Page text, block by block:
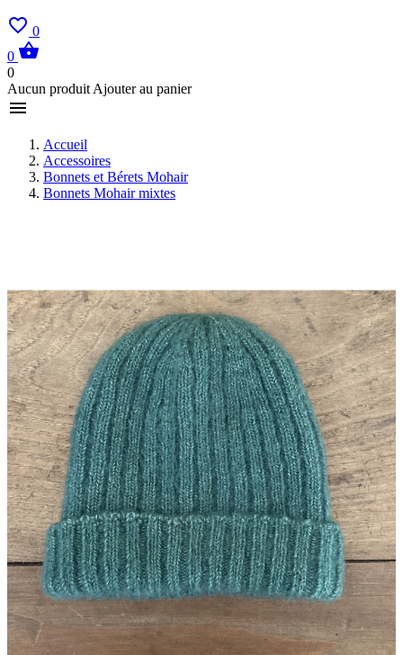
 0
0 
0
Aucun produit Ajouter au panier

Accueil
Accessoires
Bonnets et Bérets Mohair
Bonnets Mohair mixtes